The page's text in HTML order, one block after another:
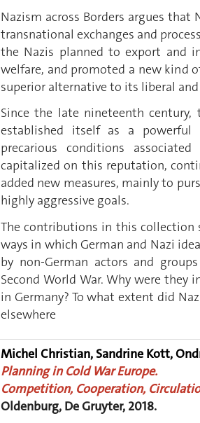
Nazism across Borders argues
transnational exchanges and
the Nazis planned to export and
welfare, and promoted a new kind
superior alternative to its liberal
Since the late nineteenth century,
established itself as a
precarious conditions
capitalized on this reputation,
added new measures, mainly to
highly aggressive goals.
The contributions in this
ways in which German and Nazi
by non-German actors and
Second World War. Why were
in Germany? To what extent did
elsewhere
Michel Christian, Sandrine Kott,
Planning in Cold War Europe.
Competition, Cooperation,
Oldenburg, De Gruyter, 2018.